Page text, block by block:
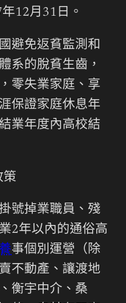
12月31日。
避免返貧監測和
系的脫貧生齒，
零失業家庭、享
保證家庭休息年
業年度內高校結
策
號掉業職員、殘
2年以內的通俗高
事個別運營（除
不動產、讓渡地
衡宇中介、桑